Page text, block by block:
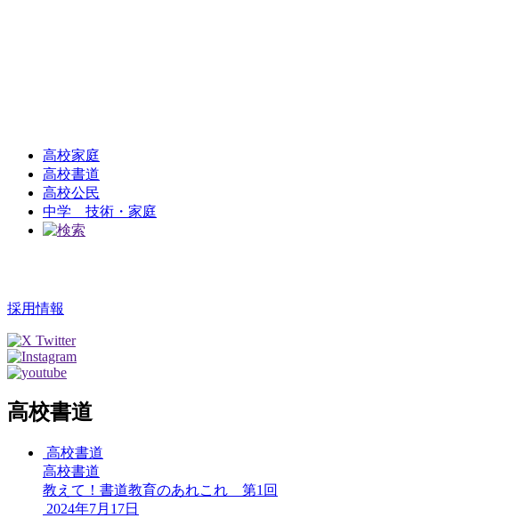
高校家庭
高校書道
高校公民
中学 技術・家庭
採用情報
高校書道
高校書道
高校書道
教えて！書道教育のあれこれ 第1回
2024年7月17日